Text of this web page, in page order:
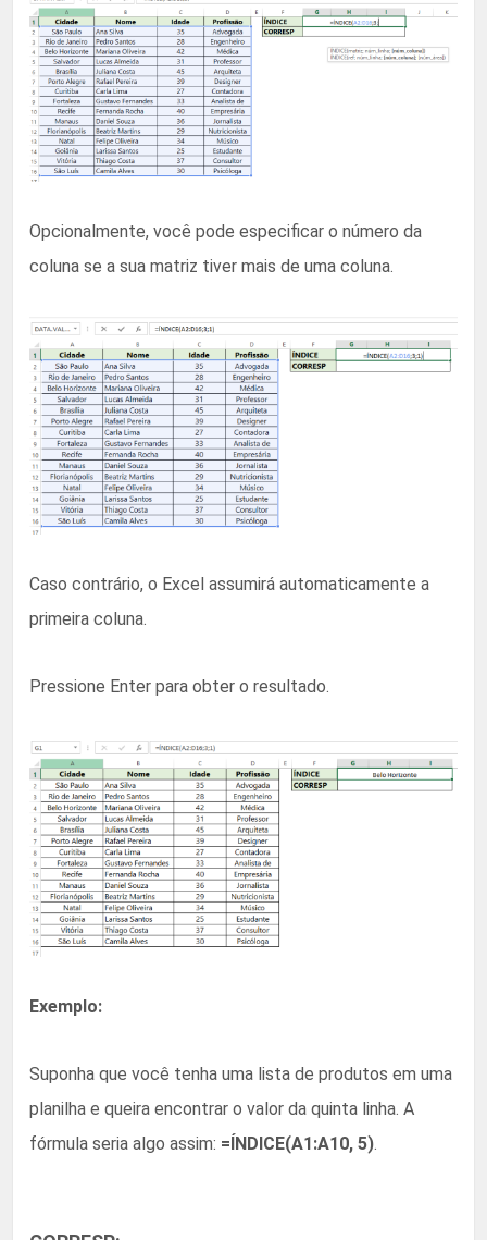
Opcionalmente, você pode especificar o número da
coluna se a sua matriz tiver mais de uma coluna.
Caso contrário, o Excel assumirá automaticamente a
primeira coluna.
Pressione Enter para obter o resultado.
Exemplo:
Suponha que você tenha uma lista de produtos em uma
planilha e queira encontrar o valor da quinta linha. A
fórmula seria algo assim: =ÍNDICE(A1:A10, 5).